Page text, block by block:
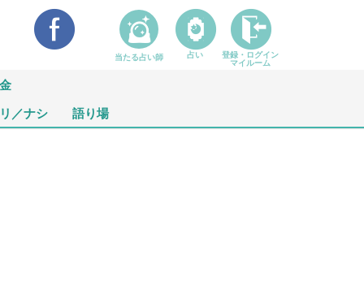
／ナシ 語り場
当たる占い師 占い
登録・ログイン
マイルーム